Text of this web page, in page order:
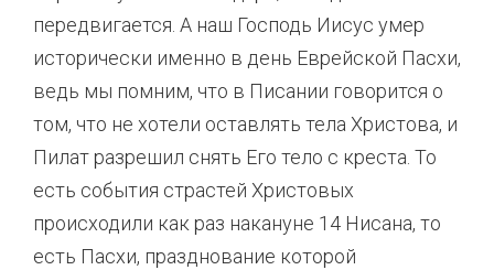
передвигается. А наш Господь Иисус умер
исторически именно в день Еврейской Пасхи,
ведь мы помним, что в Писании говорится о
том, что не хотели оставлять тела Христова, и
Пилат разрешил снять Его тело с креста. То
есть события страстей Христовых
происходили как раз накануне 14 Нисана, то
есть Пасхи, празднование которой